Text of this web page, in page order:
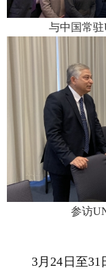
与中国常
参访
3月24日至